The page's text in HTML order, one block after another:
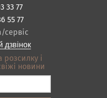
33 77
55 77
сервіс
дзвінок
розсилку і
новини